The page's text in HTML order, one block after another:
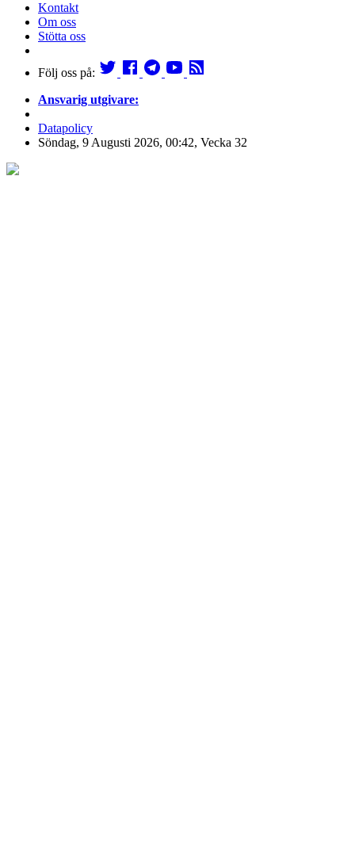
Kontakt
Om oss
Stötta oss
Följ oss på:
Ansvarig utgivare:
Datapolicy
Söndag, 9 Augusti 2026, 00:42, Vecka 32